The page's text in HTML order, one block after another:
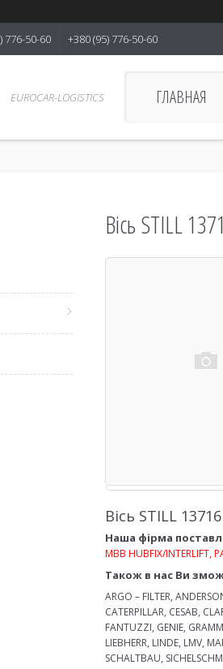
776-50-60 +380 (95) 776-50-60
EUROCAR-LOGISTICS ГЛАВНАЯ
Вісь STILL
Вісь STILL
Наша фірма
MBB HUBFIX/INTERLIFT,
Також в нас Ви
ARGO – FILTER,
CATERPILLAR, CESAB,
FANTUZZI, GENIE,
LIEBHERR, LINDE, LMV,
SCHALTBAU,